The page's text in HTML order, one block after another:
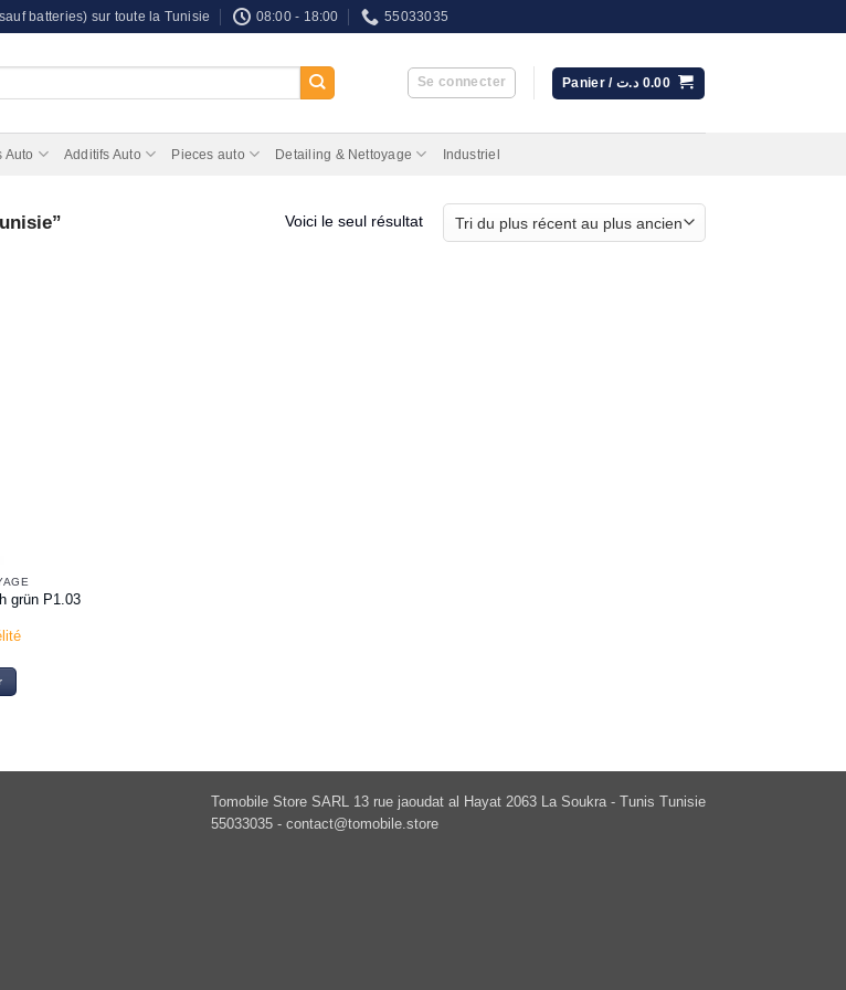
batteries) sur toute la Tunisie 08:00 - 18:00 55033035
Se connecter Panier / 0.00 د.ت
Auto Additifs Auto Pieces auto Detailing & Nettoyage Industriel
Voici le seul résultat
grün P1.03
Tomobile Store SARL 13 rue jaoudat al Hayat 2063 La Soukra - Tunis Tunisie
55033035 - contact@tomobile.store